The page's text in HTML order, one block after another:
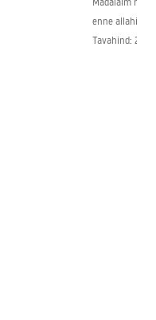
enne
Tavahind: